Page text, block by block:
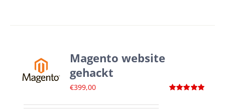
Magento website
gehackt
€399,00